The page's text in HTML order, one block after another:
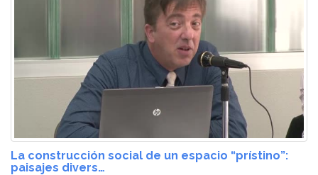
La construcción social de un espacio “prístino”:
paisajes divers…